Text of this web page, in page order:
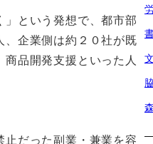
という発想で、都市部
企業側は約２０社が既
品開発支援といった人
だった副業・兼業を容